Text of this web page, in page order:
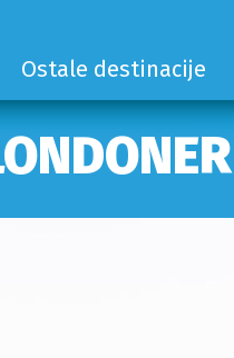
Ostale destinacije